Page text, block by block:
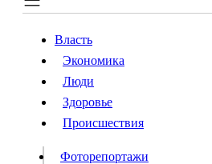
Власть
Происшествия
Видео
Власть
Экономика
Люди
Здоровье
Происшествия
Фоторепортажи